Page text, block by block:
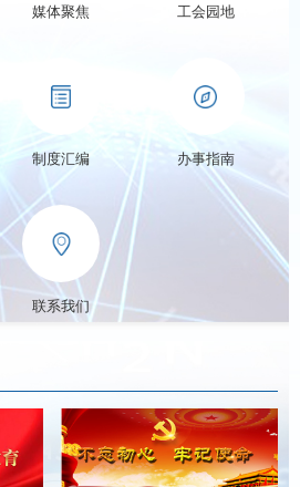
媒体聚焦 工会园地
制度汇编 办事指南
联系我们